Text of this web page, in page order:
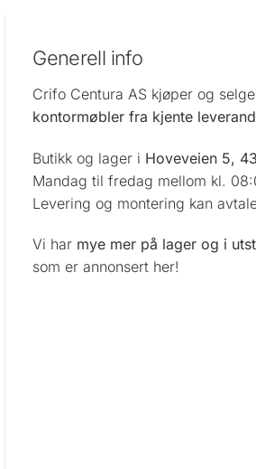
Generell info
Crifo Centura AS kjøper og
kontormøbler fra kjente
Butikk og lager i Hoveveien 5,
Mandag til fredag mellom kl.
Levering og montering kan
Vi har mye mer på lager og i
som er annonsert her!